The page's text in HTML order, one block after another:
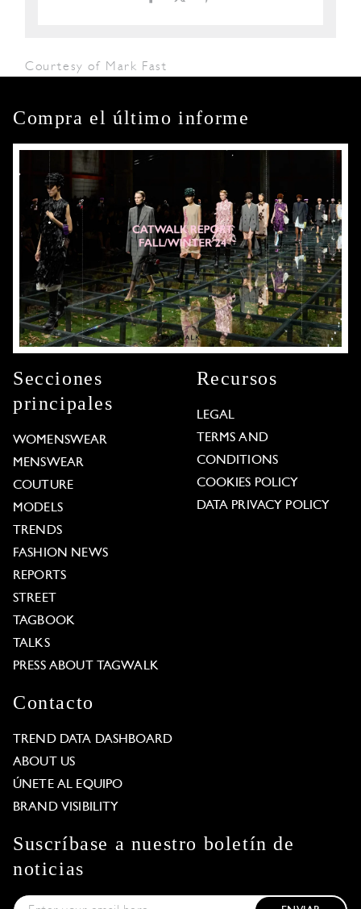
Courtesy of Mark Fast
Compra el último informe
Secciones
principales
WOMENSWEAR
MENSWEAR
COUTURE
MODELS
TRENDS
FASHION NEWS
REPORTS
STREET
TAGBOOK
TALKS
PRESS ABOUT TAGWALK
Recursos
LEGAL
TERMS AND
CONDITIONS
COOKIES POLICY
DATA PRIVACY POLICY
Contacto
TREND DATA DASHBOARD
ABOUT US
ÚNETE AL EQUIPO
BRAND VISIBILITY
Suscríbase a nuestro boletín de
noticias